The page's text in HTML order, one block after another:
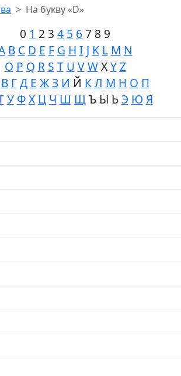
На букву «D»
0 1 2 3 4 5 6 7 8 9
B C D E F G H I J K L M N
O P Q R S T U V WXY Z
В Г Д Е Ж З И Й К Л М Н О П
У Ф Х Ц Ч Ш ЩЪ Ы ЬЭ Ю Я